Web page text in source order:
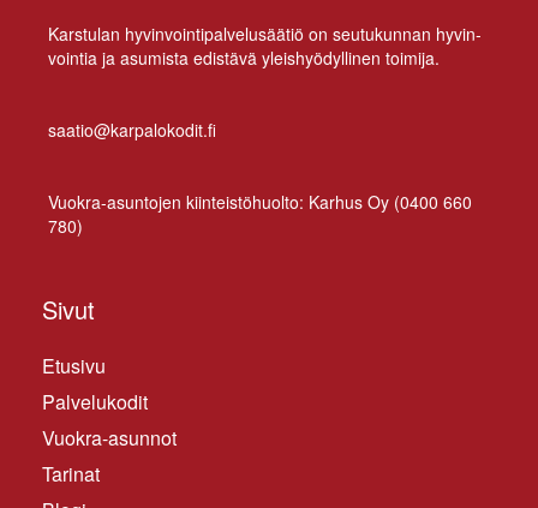
Kars­tu­lan hy­vin­voin­ti­pal­ve­lusää­tiö on seu­tu­kun­nan hy­vin­
voin­tia ja asu­mis­ta edis­tä­vä yleis­hyö­dyl­li­nen toimija.
saatio@karpalokodit.fi
Vuo­kra-asun­to­jen kiin­teis­tö­huol­to: Kar­hus Oy (0400 660
780)
Sivut
Etusivu
Palvelukodit
Vuokra-asunnot
Tarinat